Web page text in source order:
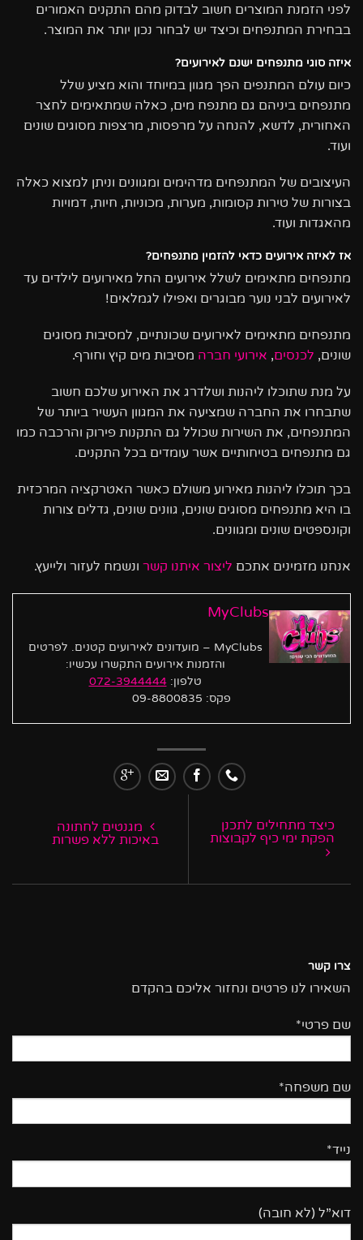
לפני הזמנת המוצרים חשוב לבדוק מהם התקנים האמורים
בבחירת המתנפחים וכיצד יש לבחור נכון יותר את המוצר.
איזה סוגי מתנפחים ישנם לאירועים?
כיום עולם המתנפים הפך מגוון במיוחד והוא מציע שלל
מתנפחים ביניהם גם מתנפח מים, כאלה שמתאימים לחצר
האחורית, לדשא, להנחה על מרפסות, מרצפות מסוגים שונים
ועוד.
העיצובים של המתנפחים מדהימים ומגוונים וניתן למצוא כאלה
בצורות של טירות קסומות, מערות, מכוניות, חיות, דמויות
מהאגדות ועוד.
אז לאיזה אירועים כדאי להזמין מתנפחים?
מתנפחים מתאימים לשלל אירועים החל מאירועים לילדים עד
לאירועים לבני נוער מבוגרים ואפילו לגמלאים!
מתנפחים מתאימים לאירועים שכונתיים, למסיבות מסוגים
שונים, לכנסים, אירועי חברה מסיבות מים קיץ וחורף.
על מנת שתוכלו ליהנות ושלדרג את האירוע שלכם חשוב
שתבחרו את החברה שמציעה את המגוון העשיר ביותר של
המתנפחים, את השירות שכולל גם התקנות פירוק והרכבה כמו
גם מתנפחים בטיחותיים אשר עומדים בכל התקנים.
בכך תוכלו ליהנות מאירוע משולם כאשר האטרקציה המרכזית
בו היא מתנפחים מסוגים שונים, גוונים שונים, גדלים צורות
וקונספטים שונים ומגוונים.
אנחנו מזמינים אתכם ליצור איתנו קשר ונשמח לעזור ולייעץ.
MyClubs
MyClubs – מועדונים לאירועים קטנים. לפרטים
והזמנות אירועים התקשרו עכשיו:
טלפון:072-3944444
פקס: 09-8800835
מגנטים לחתונה
באיכות ללא פשרות
כיצד מתחילים לתכנן
הפקת ימי כיף לקבוצות
צרו קשר
השאירו לנו פרטים ונחזור אליכם בהקדם
שם פרטי*
שם משפחה*
נייד*
דוא”ל (לא חובה)